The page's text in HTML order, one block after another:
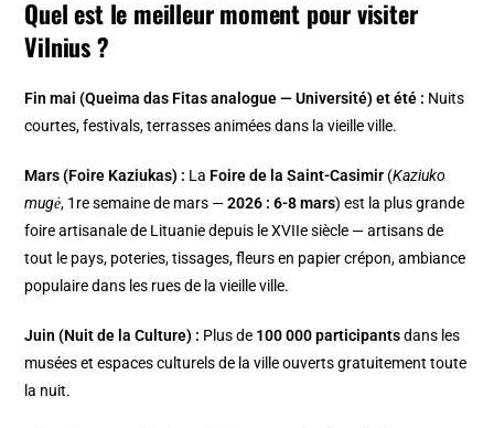
Quel est le meilleur moment pour visiter
Vilnius ?
Fin mai (Queima das Fitas analogue — Université) et été : Nuits
courtes, festivals, terrasses animées dans la vieille ville.
Mars (Foire Kaziukas) : La Foire de la Saint-Casimir (Kaziuko
mugė, 1re semaine de mars —2026 : 6-8 mars) est la plus grande
foire artisanale de Lituanie depuis le XVIIe siècle — artisans de
tout le pays, poteries, tissages, fleurs en papier crépon, ambiance
populaire dans les rues de la vieille ville.
Juin (Nuit de la Culture) : Plus de 100 000 participantsdans les
musées et espaces culturels de la ville ouverts gratuitement toute
la nuit.